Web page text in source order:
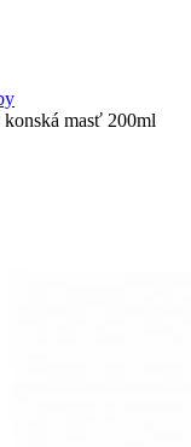
masť 200ml